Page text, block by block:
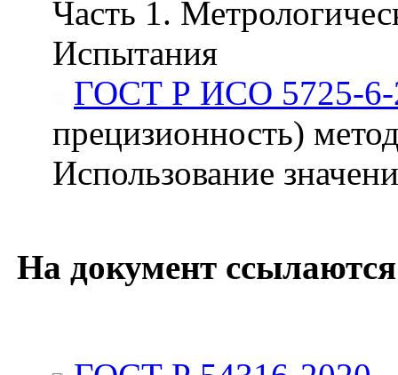
Часть 1.
Испытания
ГОСТ Р ИСО 5725-6-
прецизионность)
Использование
На документ